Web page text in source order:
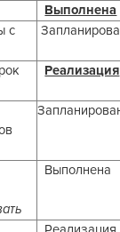
Выполнена
с
Реализация
Выполнена